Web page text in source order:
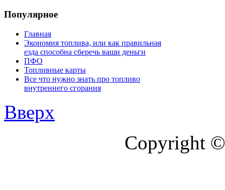
Популярное
Главная
Экономия топлива, или как правильная
езда способна сберечь ваши деньги
ПФО
Топливные карты
Все что нужно знать про топливо
внутреннего сгорания
Вверх
Copyright